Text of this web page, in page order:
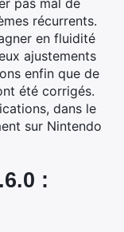
pas mal de
récurrents.
en fluidité
ajustements
enfin que de
été corrigés.
dans le
sur Nintendo
: